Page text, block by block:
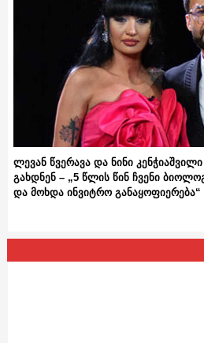
ლევან წვერავა და ნინი
გახდნენ – „5 წლის წინ ჩვენი
და მოხდა ინვიტრო განაყოფიერება“